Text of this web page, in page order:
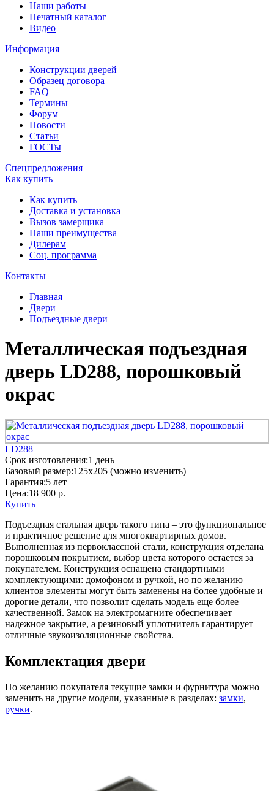
Наши работы
Печатный каталог
Видео
Информация
Конструкции дверей
Образец договора
FAQ
Термины
Форум
Новости
Статьи
ГОСТы
Спецпредложения
Как купить
Как купить
Доставка и установка
Вызов замерщика
Наши преимущества
Дилерам
Соц. программа
Контакты
Главная
Двери
Подъездные двери
Металлическая подъездная
дверь LD288, порошковый
окрас
LD288
Срок изготовления:1 день
Базовый размер:125x205 (можно изменить)
Гарантия:5 лет
Цена:18 900 р.
Купить
Подъездная стальная дверь такого типа – это функциональное
и практичное решение для многоквартирных домов.
Выполненная из первоклассной стали, конструкция отделана
порошковым покрытием, выбор цвета которого остается за
покупателем. Конструкция оснащена стандартными
комплектующими: домофоном и ручкой, но по желанию
клиентов элементы могут быть заменены на более удобные и
дорогие детали, что позволит сделать модель еще более
качественной. Замок на электромагните обеспечивает
надежное закрытие, а резиновый уплотнитель гарантирует
отличные звукоизоляционные свойства.
Комплектация двери
По желанию покупателя текущие замки и фурнитура можно
заменить на другие модели, указанные в разделах: замки,
ручки.